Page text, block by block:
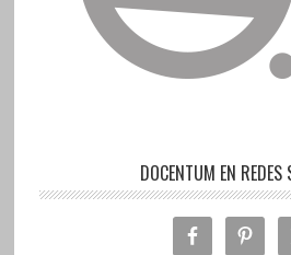
DOCENTUM EN REDES